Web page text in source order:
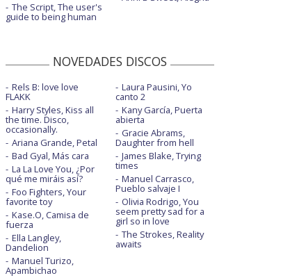
The Script, The user's
guide to being human
NOVEDADES DISCOS
Rels B: love love
FLAKK
Harry Styles, Kiss all
the time. Disco,
occasionally.
Ariana Grande, Petal
Bad Gyal, Más cara
La La Love You, ¿Por
qué me miráis así?
Foo Fighters, Your
favorite toy
Kase.O, Camisa de
fuerza
Ella Langley,
Dandelion
Manuel Turizo,
Apambichao
Laura Pausini, Yo
canto 2
Kany García, Puerta
abierta
Gracie Abrams,
Daughter from hell
James Blake, Trying
times
Manuel Carrasco,
Pueblo salvaje I
Olivia Rodrigo, You
seem pretty sad for a
girl so in love
The Strokes, Reality
awaits